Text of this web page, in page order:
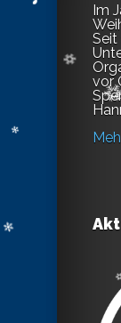
Im
Seit
vor